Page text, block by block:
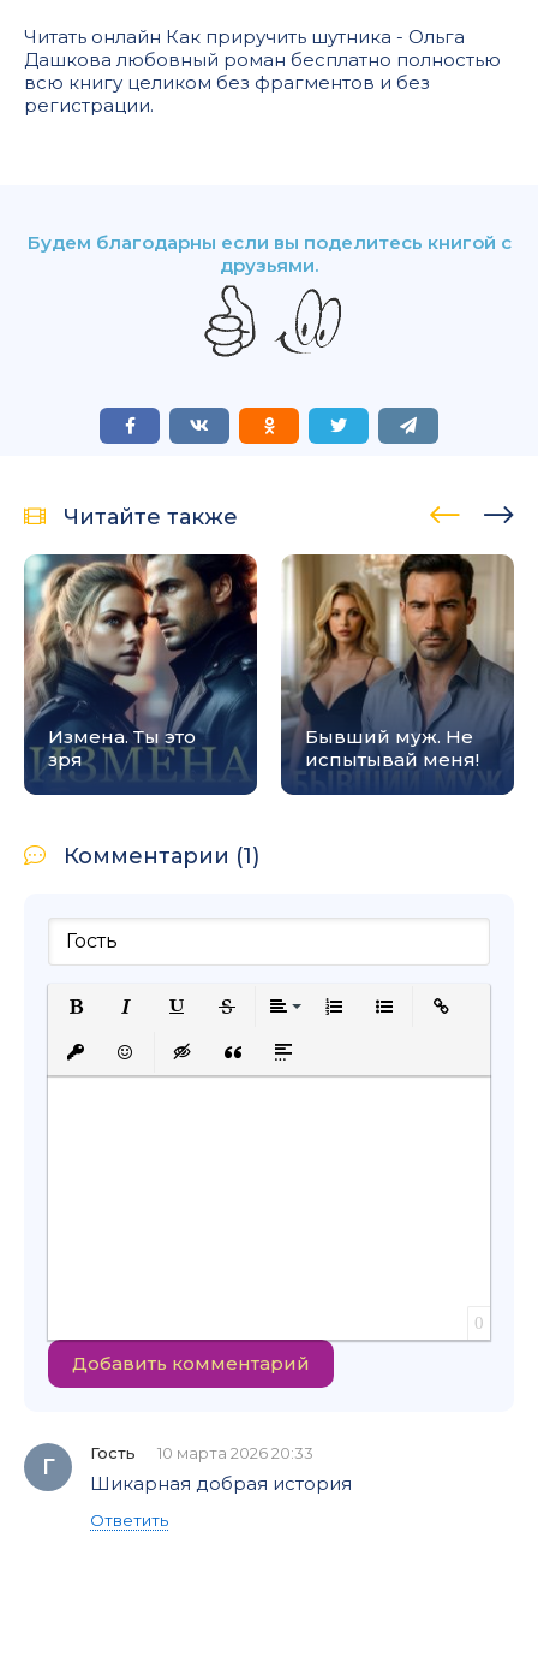
Читать онлайн Как приручить шутника - Ольга
Дашкова любовный роман бесплатно полностью
всю книгу целиком без фрагментов и без
регистрации.
Будем благодарны если вы поделитесь книгой с
друзьями.
Читайте также
Измена. Ты это
зря
Бывший муж. Не
испытывай меня!
Комментарии (1)
Подчеркнутый
Вставить защищенную ссылку
Вставить смайлик
Вставка скрытого текста
Вставка цитаты
Вставка спойлера
0
Добавить комментарий
Г
Гость 10 марта 2026 20:33
Шикарная добрая история
Ответить